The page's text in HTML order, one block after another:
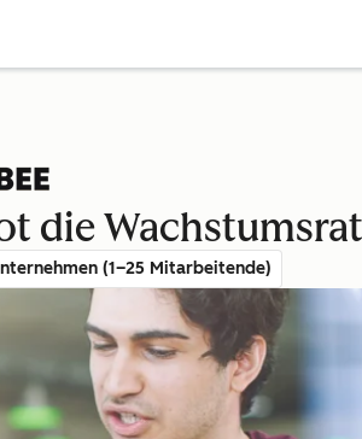
die
(1–25 Mitarbeitende)